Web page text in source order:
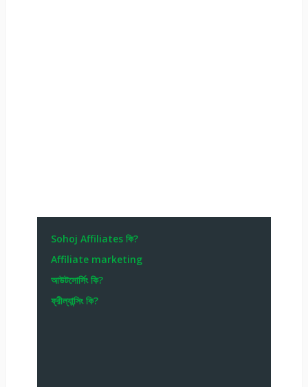
Sohoj Affiliates কি?
Affiliate marketing
আউটসোর্সিং কি?
ফ্রীল্যান্সিং কি?